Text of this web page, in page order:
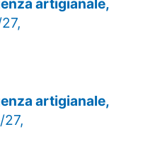
artigianale,
artigianale,
27,